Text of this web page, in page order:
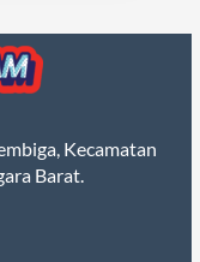
Kecamatan
Barat.